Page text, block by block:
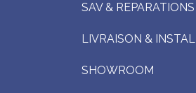
SAV & REPARATIONS
LIVRAISON &
SHOWROOM